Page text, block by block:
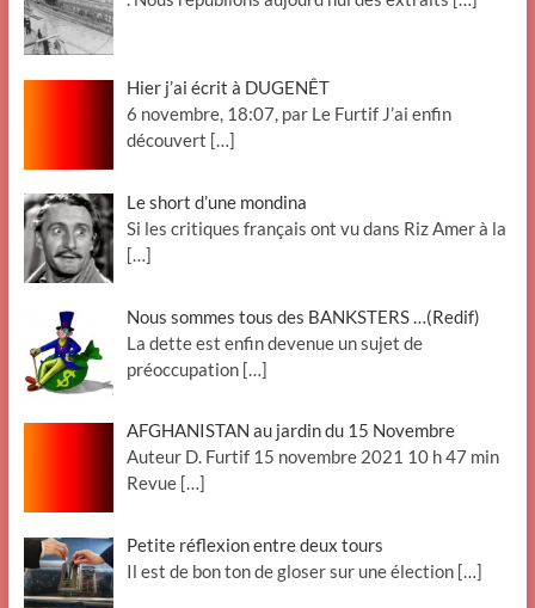
Hier j’ai écrit à DUGENÊT
6 novembre, 18:07, par Le Furtif J’ai enfin
découvert […]
Le short d’une mondina
Si les critiques français ont vu dans Riz Amer à la
[…]
Nous sommes tous des BANKSTERS …(Redif)
La dette est enfin devenue un sujet de
préoccupation […]
AFGHANISTAN au jardin du 15 Novembre
Auteur D. Furtif 15 novembre 2021 10 h 47 min
Revue […]
Petite réflexion entre deux tours
Il est de bon ton de gloser sur une élection […]